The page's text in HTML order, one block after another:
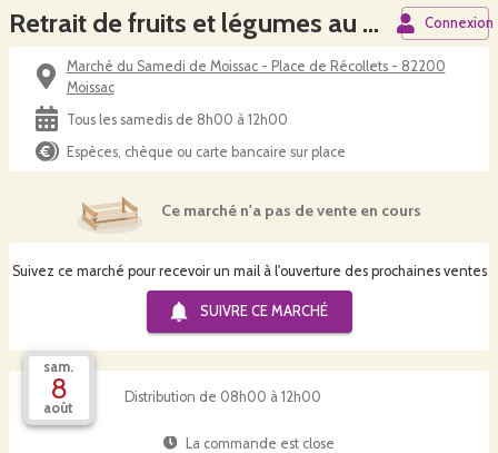
Retrait de fruits et légumes au marché de Moissac Connexion
Marché du Samedi de Moissac - Place de Récollets - 82200
Moissac
Tous les samedis de 8h00 à 12h00
Espèces, chèque ou carte bancaire sur place
Suivez ce marché pour recevoir un mail à l'ouverture des prochaines ventes
SUIVRE CE MARCHÉ
Ce marché n'a pas de vente en cours
sam.
8
août
Distribution de 08h00 à 12h00
La commande est close